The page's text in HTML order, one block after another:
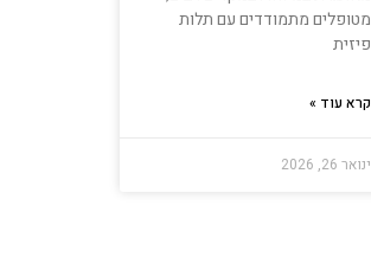
מטופלים מתמודדים עם תלות
פיזית
קרא עוד »
ינואר 26, 2026